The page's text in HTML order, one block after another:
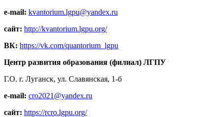
e-mail: kvantorium.lgpu@yandex.ru
сайт: http://kvantorium.lgpu.org/
ВК: https://vk.com/quantorium_lgpu
Центр развития образования (филиал) ЛГПУ
Г.О. г. Луганск, ул. Славянская, 1-б
e-mail: cro2021@yandex.ru
сайт: https://rcro.lgpu.org/